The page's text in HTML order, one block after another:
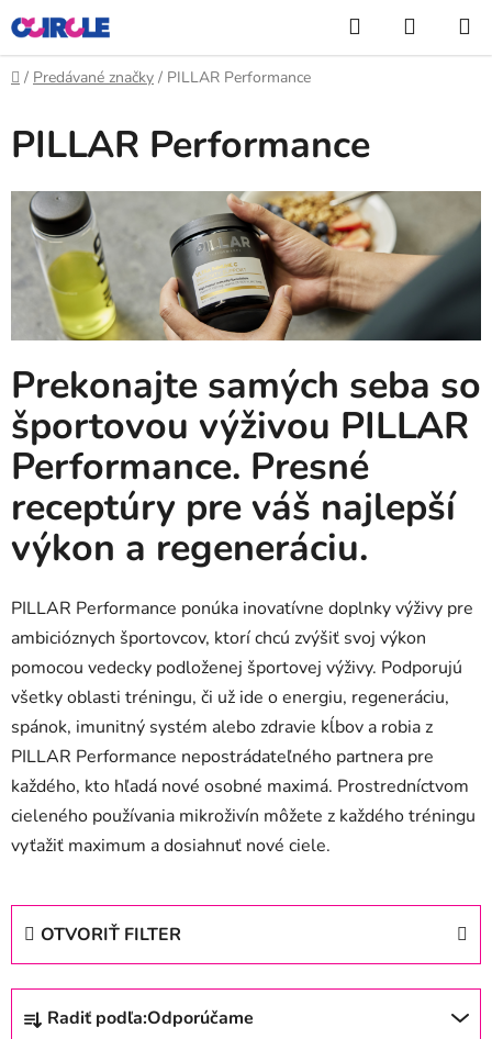
Prejsť
na
obsah
Hľadať
KOŠÍK
Domov
/ Predávané značky / PILLAR Performance
PILLAR Performance
Prekonajte samých seba so
športovou výživou PILLAR
Performance. Presné
receptúry pre váš najlepší
výkon a regeneráciu.
PILLAR Performance ponúka inovatívne doplnky výživy pre
ambicióznych športovcov, ktorí chcú zvýšiť svoj výkon
pomocou vedecky podloženej športovej výživy. Podporujú
všetky oblasti tréningu, či už ide o energiu, regeneráciu,
spánok, imunitný systém alebo zdravie kĺbov a robia z
PILLAR Performance nepostrádateľného partnera pre
každého, kto hľadá nové osobné maximá. Prostredníctvom
cieleného používania mikroživín môžete z každého tréningu
vyťažiť maximum a dosiahnuť nové ciele.
OTVORIŤ FILTER
R
Radiť podľa:Odporúčame